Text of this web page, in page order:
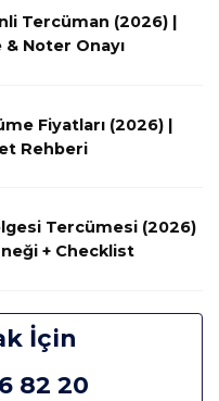
Tercüman (2026) |
Noter Onayı
Fiyatları (2026) |
Rehberi
Tercümesi (2026)
+ Checklist
İçin
82 20